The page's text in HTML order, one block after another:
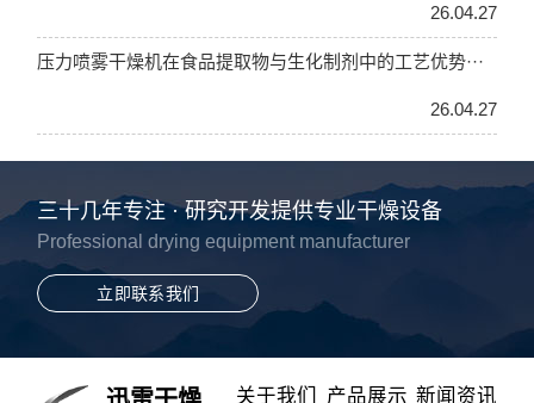
26.04.27
压力喷雾干燥机在食品提取物与生化制剂中的工艺优势···
26.04.27
三十几年专注 · 研究开发提供专业干燥设备
Professional drying equipment manufacturer
立即联系我们
关于我们 产品展示 新闻资讯